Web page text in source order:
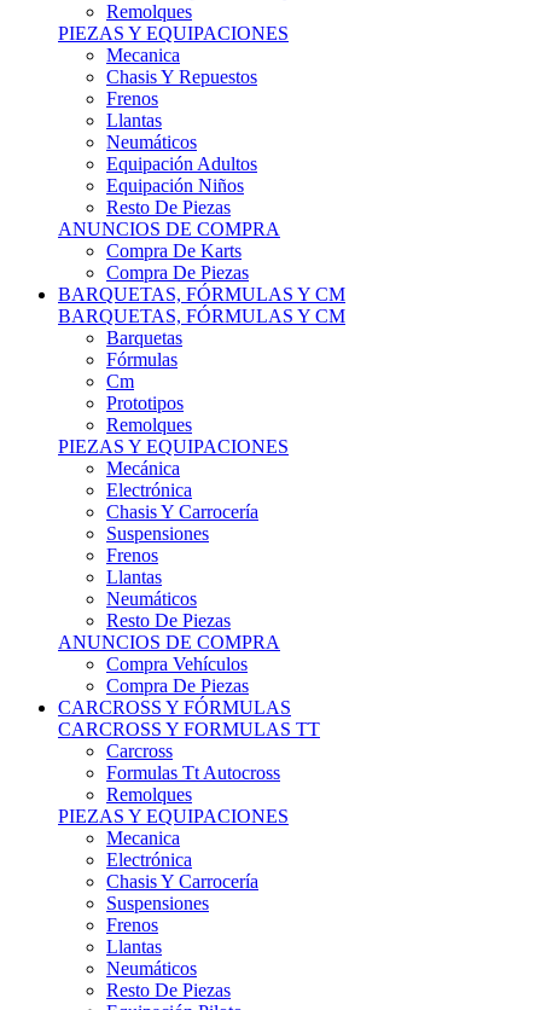
Remolques
PIEZAS Y EQUIPACIONES
Mecanica
Chasis Y Repuestos
Frenos
Llantas
Neumáticos
Equipación Adultos
Equipación Niños
Resto De Piezas
ANUNCIOS DE COMPRA
Compra De Karts
Compra De Piezas
BARQUETAS, FÓRMULAS Y CM
BARQUETAS, FÓRMULAS Y CM
Barquetas
Fórmulas
Cm
Prototipos
Remolques
PIEZAS Y EQUIPACIONES
Mecánica
Electrónica
Chasis Y Carrocería
Suspensiones
Frenos
Llantas
Neumáticos
Resto De Piezas
ANUNCIOS DE COMPRA
Compra Vehículos
Compra De Piezas
CARCROSS Y FÓRMULAS
CARCROSS Y FORMULAS TT
Carcross
Formulas Tt Autocross
Remolques
PIEZAS Y EQUIPACIONES
Mecanica
Electrónica
Chasis Y Carrocería
Suspensiones
Frenos
Llantas
Neumáticos
Resto De Piezas